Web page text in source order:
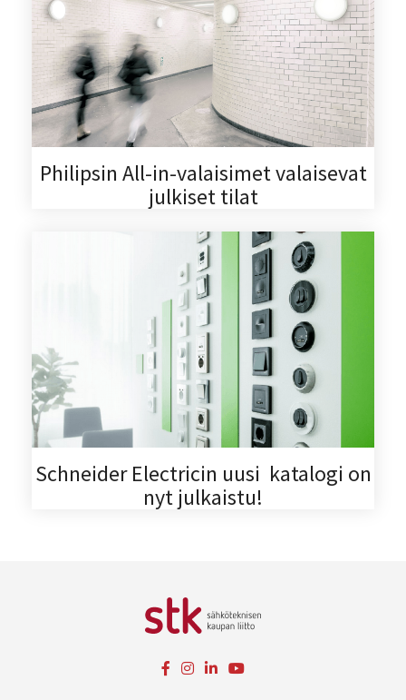
Philipsin All-in-valaisimet valaisevat
julkiset tilat
Schneider Electricin uusi katalogi on
nyt julkaistu!